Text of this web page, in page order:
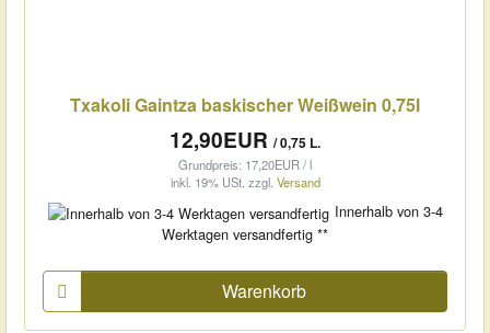
Txakoli Gaintza baskischer Weißwein 0,75l
12,90EUR / 0,75 L.
Grundpreis: 17,20EUR / l
inkl. 19% USt. zzgl. Versand
Innerhalb von 3-4
Werktagen versandfertig **
Warenkorb